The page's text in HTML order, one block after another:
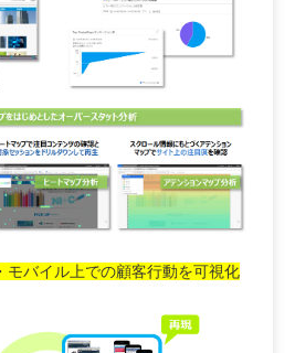
モバイル上での顧客行動を可視化